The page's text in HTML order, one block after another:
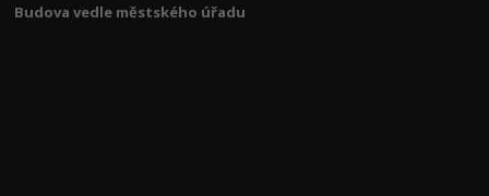
Budova vedle městského úřadu